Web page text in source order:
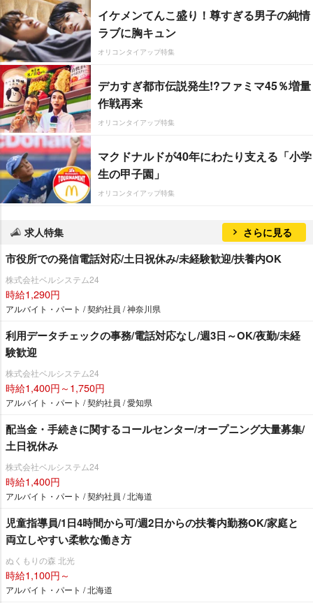
イケメンてんこ盛り！尊すぎる男子の純情
ラブに胸キュン
オリコンタイアップ特集
デカすぎ都市伝説発生!?ファミマ45％増量
作戦再来
オリコンタイアップ特集
マクドナルドが40年にわたり支える「小学
生の甲子園」
オリコンタイアップ特集
求人特集 さらに見る
市役所での発信電話対応/土日祝休み/未経験歓迎/扶養内OK
株式会社ベルシステム24
時給1,290円
アルバイト・パート / 契約社員 / 神奈川県
利用データチェックの事務/電話対応なし/週3日～OK/夜勤/未経
験歓迎
株式会社ベルシステム24
時給1,400円～1,750円
アルバイト・パート / 契約社員 / 愛知県
配当金・手続きに関するコールセンター/オープニング大量募集/
土日祝休み
株式会社ベルシステム24
時給1,400円
アルバイト・パート / 契約社員 / 北海道
児童指導員/1日4時間から可/週2日からの扶養内勤務OK/家庭と
両立しやすい柔軟な働き方
ぬくもりの森 北光
時給1,100円～
アルバイト・パート / 北海道